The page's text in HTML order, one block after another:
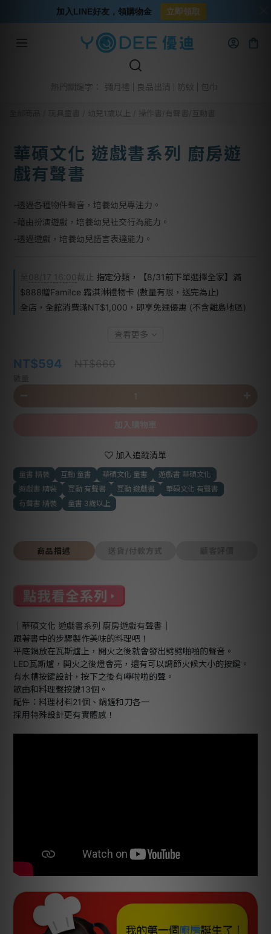
熱門關鍵字： 彌月禮 良品出清 防蚊
幼兒1歲以上 操作書/有聲書/互動書
華碩文化 遊戲書系列 廚房遊
戲有聲書
-透過各種物件聲音，培養幼兒專注力。
-藉由扮演遊戲，培養幼兒社交行為能力。
-透過遊戲，培養幼兒語言表達能力。
08/17 16:00截止 指定分類，【8/31前下單選擇全家】滿
$888贈Fami!ce 霜淇淋禮物卡 (數量有限，送完為止)
全店，全館消費滿NT$1,000，即享免運優惠 (不含離島地區)
查看更多
NT$594 NT$660
加入追蹤清單
童書 精裝 互動 童書 華碩文化 童書
遊戲書 華碩文化
遊戲書 精裝
互動 有聲書 互動 遊戲書
華碩文化 有聲書
有聲書 精裝
童書 3歲以上
商品描述 送貨/付款方式
｜華碩文化 遊戲書系列 廚房遊戲有聲書｜
跟著書中的步驟製作美味的料理吧！
平底鍋放在瓦斯爐上，開火之後就會發出劈劈啪啪的聲音。
LED瓦斯爐，開火之後燈會亮，還有可以調節火候大小的按鍵。
有水槽按鍵設計，按下之後有嘩啦啦的聲。
歌曲和料理聲按鍵13個。
配件：料理材料21個、鍋鏟和刀各一
採用特殊設計更有實體感！
加入LINE好友，領購物金 立即領取